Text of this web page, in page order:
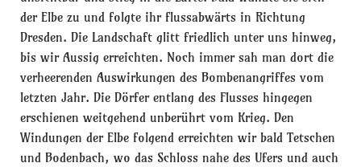
der Elbe zu und folgte ihr flussabwärts in Richtung
Dresden. Die Landschaft glitt friedlich unter uns hinweg,
bis wir Aussig erreichten. Noch immer sah man dort die
verheerenden Auswirkungen des Bombenangriffes vom
letzten Jahr. Die Dörfer entlang des Flusses hingegen
erschienen weitgehend unberührt vom Krieg. Den
Windungen der Elbe folgend erreichten wir bald Tetschen
und Bodenbach, wo das Schloss nahe des Ufers und auch